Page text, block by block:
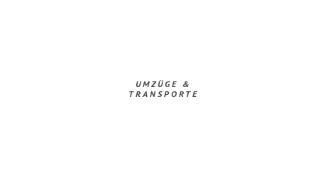
UMZÜGE &
TRANSPORTE